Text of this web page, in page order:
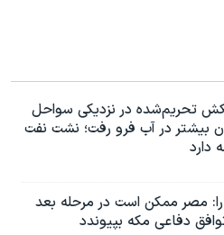
تحریم‌شده در نزدیکی سواحل
بیشتر در آب فرو رفت؛ نشت نفت
دارد
مصر ممکن است در مرحله بعد
دفاعی مکه بپیوندد